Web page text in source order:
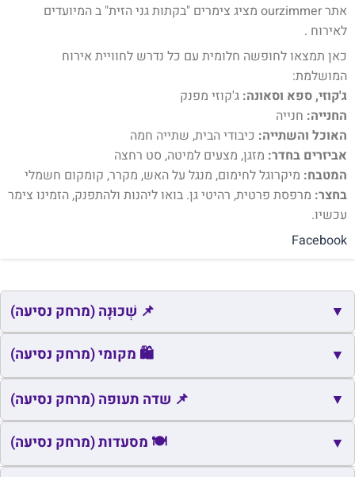
אתר ourzimmer מציג צימרים "בקתות גני הזית" ב המיועדים
לאירוח .
כאן תמצאו לחופשה חלומית עם כל נדרש לחוויית אירוח
המושלמת:
ג'קוזי, ספא וסאונה: ג'קוזי מפנק
החנייה: חנייה
האוכל והשתייה: כיבודי הבית, שתייה חמה
אביזרים בחדר: מזגן, מצעים למיטה, סט רחצה
המטבח: מיקרוגל לחימום, מנגל על האש, מקרר, קומקום חשמלי
בחצר: מרפסת פרטית, רהיטי גן. בואו ליהנות ולהתפנק, הזמינו צימר
עכשיו.
Facebook
▼
📌 שְׁכוּנָה (מרחק נסיעה)
📌
כתובת מרחק זמן
📌 ראס אל חבייה ושכונת בנה ביתך עין כמונים 3.3
6
📌
▼
🛍️ מקומי (מרחק נסיעה)
🛍️
כתובת מרחק זמן
🛍️
0.3
2
▼
📌 שדה תעופה (מרחק נסיעה)
📌
כתובת מרחק זמן ▼
🍽️ מסעדות (מרחק נסיעה)